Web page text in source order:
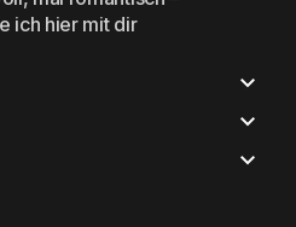
ich hier mit dir